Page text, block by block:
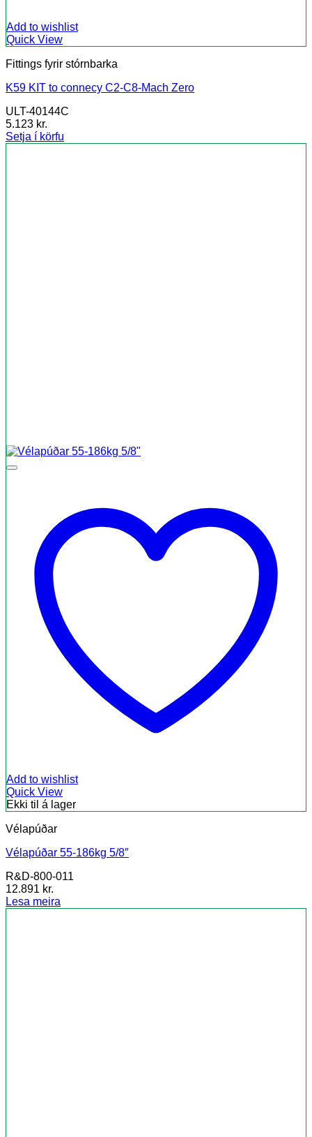
Add to wishlist
Quick View
Fittings fyrir stórnbarka
K59 KIT to connecy C2-C8-Mach Zero
ULT-40144C
5.123 kr.
Setja í körfu
Add to wishlist
Quick View
Ekki til á lager
Vélapúðar
Vélapúðar 55-186kg 5/8″
R&D-800-011
12.891 kr.
Lesa meira